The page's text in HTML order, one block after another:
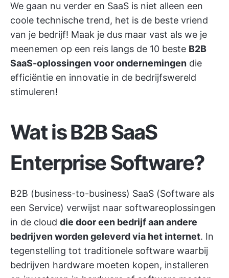
We gaan nu verder en SaaS is niet alleen een
coole technische trend, het is de beste vriend
van je bedrijf! Maak je dus maar vast als we je
meenemen op een reis langs de 10 beste B2B
SaaS-oplossingen voor ondernemingen die
efficiëntie en innovatie in de bedrijfswereld
stimuleren!
Wat is B2B SaaS
Enterprise Software?
B2B (business-to-business) SaaS (Software als
een Service) verwijst naar softwareoplossingen
in de cloud die door een bedrijf aan andere
bedrijven worden geleverd via het internet. In
tegenstelling tot traditionele software waarbij
bedrijven hardware moeten kopen, installeren